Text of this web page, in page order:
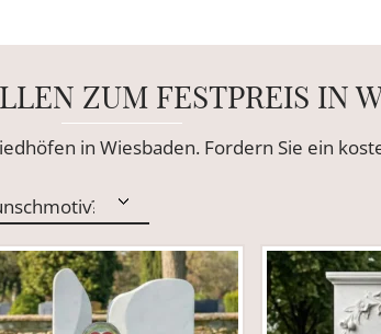
ZUM FESTPREIS IN
in Wiesbaden. Fordern Sie ein